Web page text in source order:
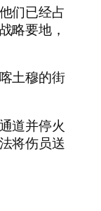
们已经占
略要地，
土穆的街
道并停火
将伤员送